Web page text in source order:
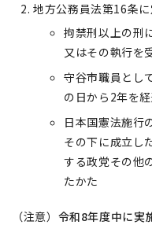
地方公務員法第16条
拘禁刑以上の刑
又はその執行を
守谷市職員とし
の日から2年を
日本国憲法施行
その下に成立し
する政党その他
たかた
（注意） 令和8年度中に実